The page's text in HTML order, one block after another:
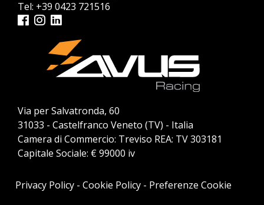
Tel: +39 0423 721516
Via per Salvatronda, 60
31033 - Castelfranco Veneto (TV) - Italia
Camera di Commercio: Treviso REA: TV 303181
Capitale Sociale: € 99000 iv
Privacy Policy- Cookie Policy- Preferenze Cookie